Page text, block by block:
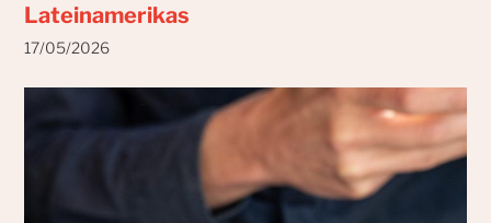
Lateinamerikas
17/05/2026